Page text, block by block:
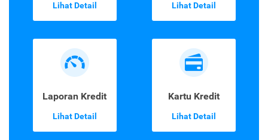
Lihat Detail Lihat Detail
Laporan Kredit
Lihat Detail
Kartu Kredit
Lihat Detail